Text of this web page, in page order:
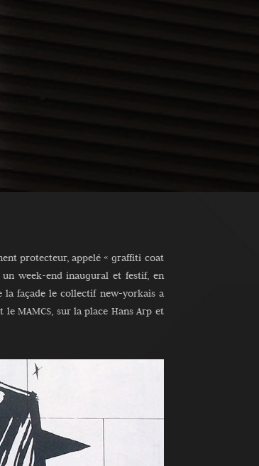
protecteur, appelé « graffiti coat
un week-end inaugural et festif, en
la façade le collectif new-yorkais a
MAMCS, sur la place Hans Arp et